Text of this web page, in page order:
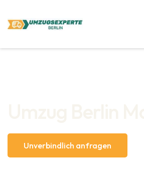
Unverbindlich anfragen